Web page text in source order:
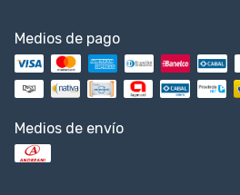
Medios de pago
Medios de envío